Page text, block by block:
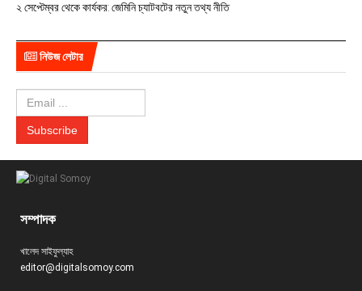
২ সেপ্টেম্বর থেকে কার্যকর: জেমিনি চ্যাটবটের নতুন তথ্য নীতি
নিউজ লেটার
সম্পাদক
খালেদ সাইফুল্যাহ
editor@digitalsomoy.com